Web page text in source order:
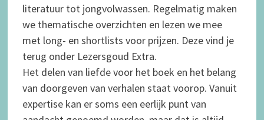
literatuur tot jongvolwassen. Regelmatig maken
we thematische overzichten en lezen we mee
met long- en shortlists voor prijzen. Deze vind je
terug onder Lezersgoud Extra.
Het delen van liefde voor het boek en het belang
van doorgeven van verhalen staat voorop. Vanuit
expertise kan er soms een eerlijk punt van